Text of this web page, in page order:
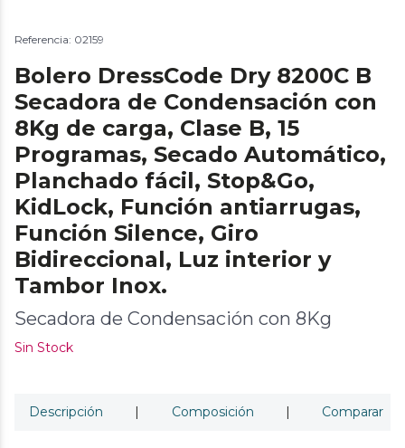
Referencia: 02159
Bolero DressCode Dry 8200C B
Secadora de Condensación con
8Kg de carga, Clase B, 15
Programas, Secado Automático,
Planchado fácil, Stop&Go,
KidLock, Función antiarrugas,
Función Silence, Giro
Bidireccional, Luz interior y
Tambor Inox.
Secadora de Condensación con 8Kg
Sin Stock
Descripción | Composición | Comparar